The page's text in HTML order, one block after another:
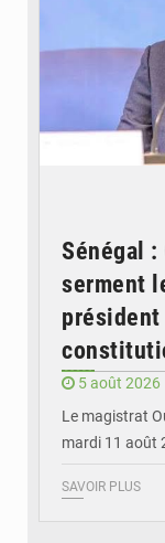
Sénégal :
serment
président
5 août 2026
Le magistrat
mardi 11 août
SAVOIR PLUS